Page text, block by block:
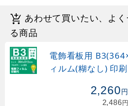
あわせて買いたい、よ
る商品
電飾看板用
ィルム(糊なし) 印
2,260円
2,486円